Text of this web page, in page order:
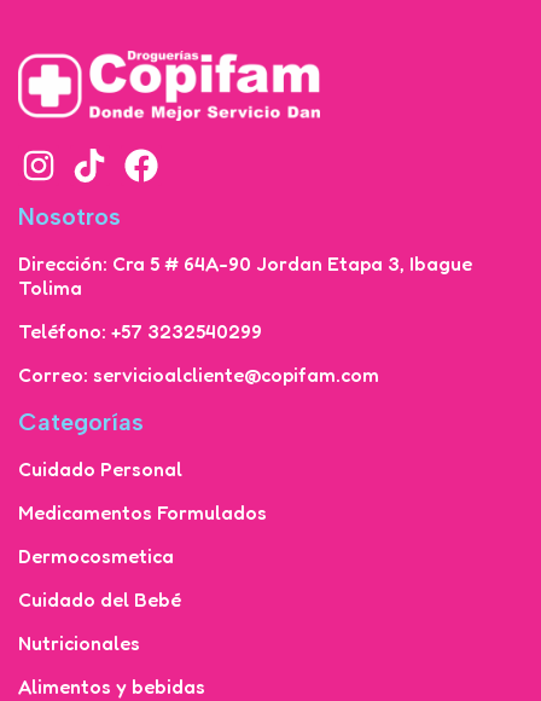
Nosotros
Dirección: Cra 5 # 64A-90 Jordan Etapa 3, Ibague
Tolima
Teléfono: +57 3232540299
Correo: servicioalcliente@copifam.com
Categorías
Cuidado Personal
Medicamentos Formulados
Dermocosmetica
Cuidado del Bebé
Nutricionales
Alimentos y bebidas